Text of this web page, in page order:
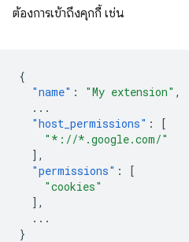
ต้องการเข้าถึงคุกกี้ เช่น
{
"name" : "My extension" ,
...
"host_permissions" :
[
"*://*.google.com/"
],
"permissions" :
[
"cookies"
],
...
}